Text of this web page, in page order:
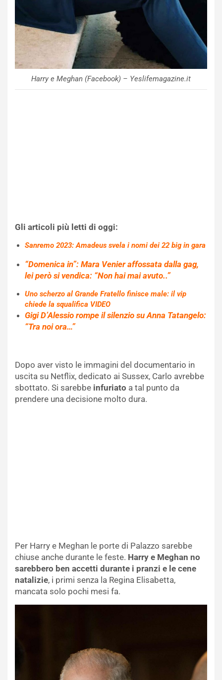
Harry e Meghan (Facebook) – Yeslifemagazine.it
Gli articoli più letti di oggi:
Sanremo 2023: Amadeus svela i nomi dei 22 big in gara
“Domenica in”: Mara Venier affossata dalla gag,
lei però si vendica: “Non hai mai avuto..”
Uno scherzo al Grande Fratello finisce male: il vip
chiede la squalifica VIDEO
Gigi D’Alessio rompe il silenzio su Anna Tatangelo:
“Tra noi ora…”
Dopo aver visto le immagini del documentario in
uscita su Netflix, dedicato ai Sussex, Carlo avrebbe
sbottato. Si sarebbe infuriato a tal punto da
prendere una decisione molto dura.
Per Harry e Meghan le porte di Palazzo sarebbe
chiuse anche durante le feste. Harry e Meghan no
sarebbero ben accetti durante i pranzi e le cene
natalizie, i primi senza la Regina Elisabetta,
mancata solo pochi mesi fa.